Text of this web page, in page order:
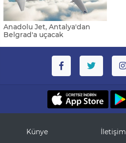
Anadolu Jet, Antalya'dan
Belgrad'a uçacak
Künye İletişim